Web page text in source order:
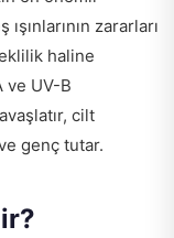
zararları
haline
ve UV-B
cilt
genç tutar.